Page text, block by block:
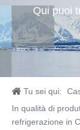
Qui puoi
Tu sei qui:
In qualità di
refrigerazione in